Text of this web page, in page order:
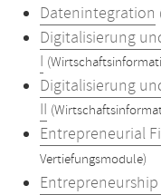
Datenintegration
Digitalisierung
I
Digitalisierung
II
Entrepreneurial
Vertiefungsmodule)